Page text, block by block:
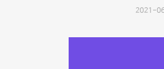
2021-